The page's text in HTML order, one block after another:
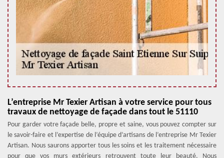
L’entreprise Mr Texier Artisan à votre service pour tous
travaux de nettoyage de façade dans tout le 51110
Pour garder votre façade belle, propre et saine, vous pouvez compter sur
le savoir-faire et l’expertise de l’équipe d’artisans de l’entreprise Mr Texier
Artisan. Nous saurons apporter tous les soins et les traitement nécessaire
pour que vos murs extérieurs retrouvent toute leur beauté. Nous